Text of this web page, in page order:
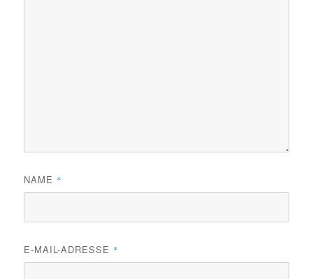
NAME *
E-MAIL-ADRESSE *